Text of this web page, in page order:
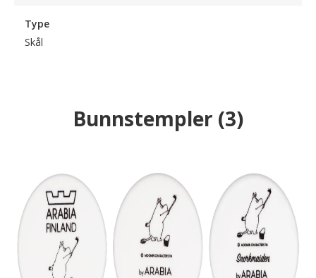
Type
Skål
Bunnstempler (3)